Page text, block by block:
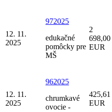
12. 11.
2025
972025
edukačné
pomôcky pre
MŠ
2
698,00
EUR
12. 11.
2025
962025
chrumkavé
ovocie -
425,61
EUR